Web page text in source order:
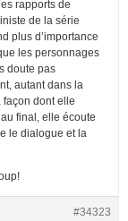
rapports de
de la série
plus d’importance
les personnages
doute pas
autant dans la
dont elle
final, elle écoute
le dialogue et la
#34323